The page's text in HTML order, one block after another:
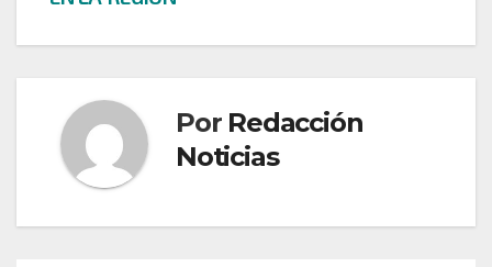
Por Redacción
Noticias